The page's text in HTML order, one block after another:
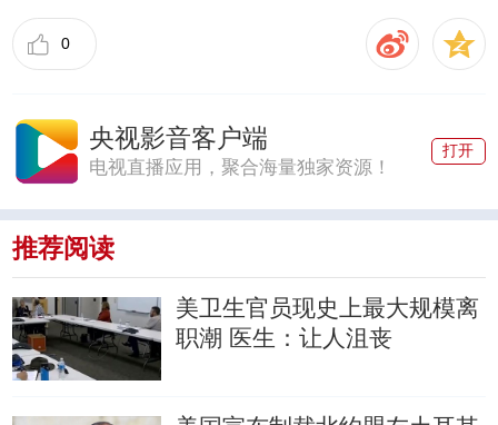
0
央视影音客户端
电视直播应用，聚合海量独家资源！
打开
推荐阅读
美卫生官员现史上最大规模离
职潮 医生：让人沮丧